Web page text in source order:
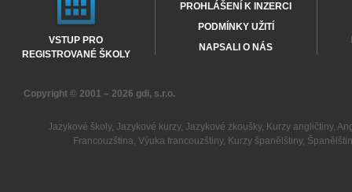
VSTUP PRO
REGISTROVANÉ ŠKOLY
PROHLÁŠENÍ K INZERCI
PODMÍNKY UŽITÍ
NAPSALI O NÁS
Copyright © 2001 – 2026 gdi, s.r.o.
Jazykové školy, Jazykové kurzy, Jazykové zkoušky, Kurzy angličtiny,
Francouzština,Výuka francouzštiny, Kurzy španělštiny,